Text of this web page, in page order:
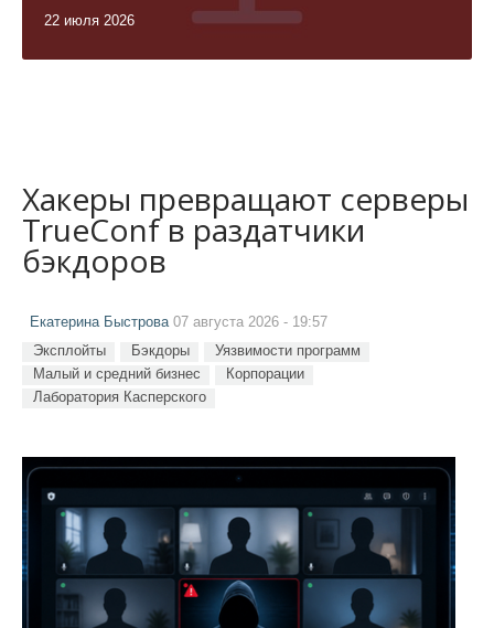
22 июля 2026
Хакеры превращают серверы
TrueConf в раздатчики
бэкдоров
Екатерина Быстрова07 августа 2026 - 19:57
Эксплойты Бэкдоры
Уязвимости программ
Малый и средний бизнес
Корпорации
Лаборатория Касперского